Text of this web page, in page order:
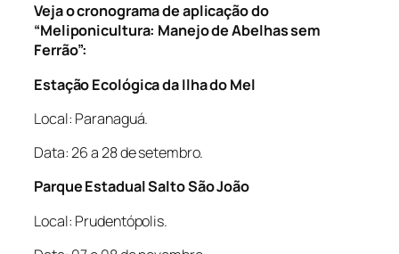
Veja o cronograma de aplicação do
“Meliponicultura: Manejo de Abelhas sem
Ferrão”:
Estação Ecológica da Ilha do Mel
Local: Paranaguá.
Data: 26 a 28 de setembro.
Parque Estadual Salto São João
Local: Prudentópolis.